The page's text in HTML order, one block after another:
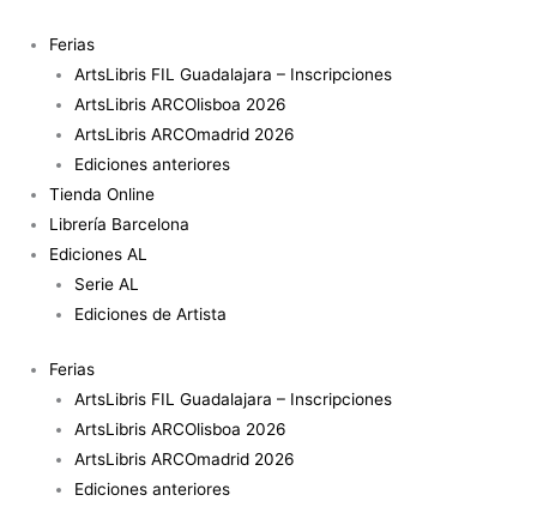
contenido
Ferias
ArtsLibris FIL Guadalajara – Inscripciones
ArtsLibris ARCOlisboa 2026
ArtsLibris ARCOmadrid 2026
Ediciones anteriores
Tienda Online
Librería Barcelona
Ediciones AL
Serie AL
Ediciones de Artista
Ferias
ArtsLibris FIL Guadalajara – Inscripciones
ArtsLibris ARCOlisboa 2026
ArtsLibris ARCOmadrid 2026
Ediciones anteriores